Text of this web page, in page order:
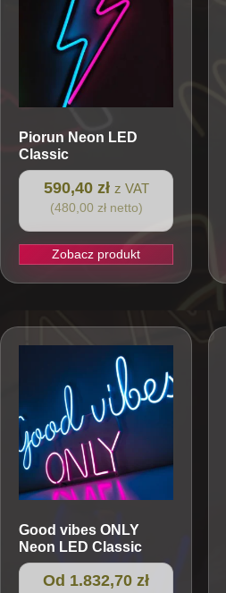
Piorun Neon LED
Classic
590,40 zł z VAT
(480,00 zł netto)
Zobacz produkt
Good vibes ONLY
Neon LED Classic
Od 1.832,70 zł